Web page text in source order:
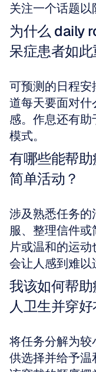
关注一个话题以
为什么 daily
呆症患者如此
可预测的日程
道每天要面对
感。作息还有
模式。
有哪些能帮
简单活动？
涉及熟悉任务
服、整理信件
片或温和的运
会让人感到难以
我该如何帮
人卫生并穿好
将任务分解为
供选择并给予